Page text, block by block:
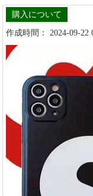
購入について
作成時間： 2024-09-22